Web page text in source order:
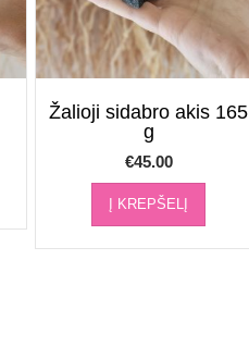
Žalioji sidabro akis 165
g
€45.00
Į KREPŠELĮ